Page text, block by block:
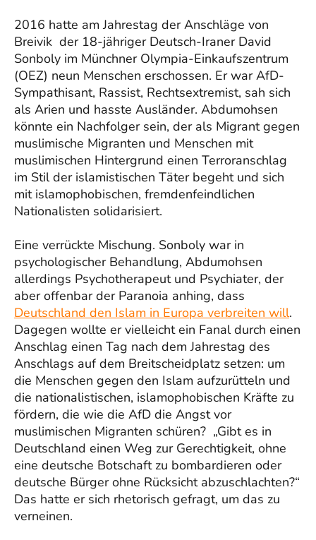
2016 hatte am Jahrestag der Anschläge von
Breivik der 18-jähriger Deutsch-Iraner David
Sonboly im Münchner Olympia-Einkaufszentrum
(OEZ) neun Menschen erschossen. Er war AfD-
Sympathisant, Rassist, Rechtsextremist, sah sich
als Arien und hasste Ausländer. Abdumohsen
könnte ein Nachfolger sein, der als Migrant gegen
muslimische Migranten und Menschen mit
muslimischen Hintergrund einen Terroranschlag
im Stil der islamistischen Täter begeht und sich
mit islamophobischen, fremdenfeindlichen
Nationalisten solidarisiert.
Eine verrückte Mischung. Sonboly war in
psychologischer Behandlung, Abdumohsen
allerdings Psychotherapeut und Psychiater, der
aber offenbar der Paranoia anhing, dass
Deutschland den Islam in Europa verbreiten will.
Dagegen wollte er vielleicht ein Fanal durch einen
Anschlag einen Tag nach dem Jahrestag des
Anschlags auf dem Breitscheidplatz setzen: um
die Menschen gegen den Islam aufzurütteln und
die nationalistischen, islamophobischen Kräfte zu
fördern, die wie die AfD die Angst vor
muslimischen Migranten schüren? „Gibt es in
Deutschland einen Weg zur Gerechtigkeit, ohne
eine deutsche Botschaft zu bombardieren oder
deutsche Bürger ohne Rücksicht abzuschlachten?“
Das hatte er sich rhetorisch gefragt, um das zu
verneinen.